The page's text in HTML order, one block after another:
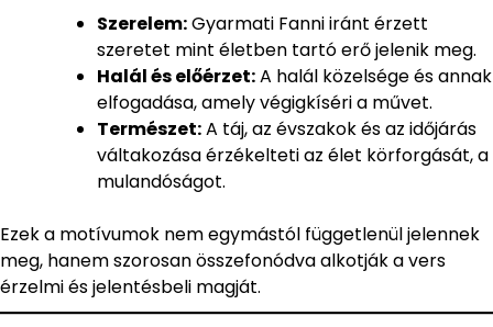
Szerelem:Gyarmati Fanni iránt érzett
szeretet mint életben tartó erő jelenik meg.
Halál és előérzet:A halál közelsége és annak
elfogadása, amely végigkíséri a művet.
Természet:A táj, az évszakok és az időjárás
váltakozása érzékelteti az élet körforgását, a
mulandóságot.
Ezek a motívumok nem egymástól függetlenül jelennek
meg, hanem szorosan összefonódva alkotják a vers
érzelmi és jelentésbeli magját.